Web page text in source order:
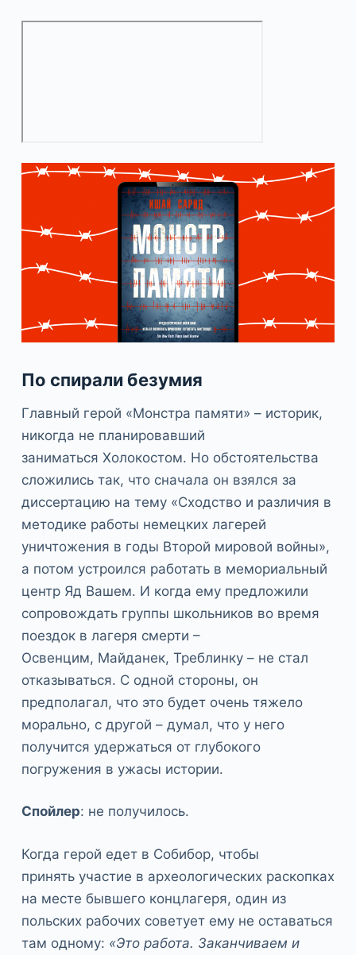
По спирали безумия
Главный герой «Монстра памяти» – историк,
никогда не планировавший
заниматься Холокостом. Но обстоятельства
сложились так, что сначала он взялся за
диссертацию на тему «Сходство и различия в
методике работы немецких лагерей
уничтожения в годы Второй мировой войны»,
а потом устроился работать в мемориальный
центр Яд Вашем. И когда ему предложили
сопровождать группы школьников во время
поездок в лагеря смерти –
Освенцим, Майданек, Треблинку – не стал
отказываться. С одной стороны, он
предполагал, что это будет очень тяжело
морально, с другой – думал, что у него
получится удержаться от глубокого
погружения в ужасы истории.
Спойлер: не получилось.
Когда герой едет в Собибор, чтобы
принять участие в археологических раскопках
на месте бывшего концлагеря, один из
польских рабочих советует ему не оставаться
там одному: «Это работа. Заканчиваем и